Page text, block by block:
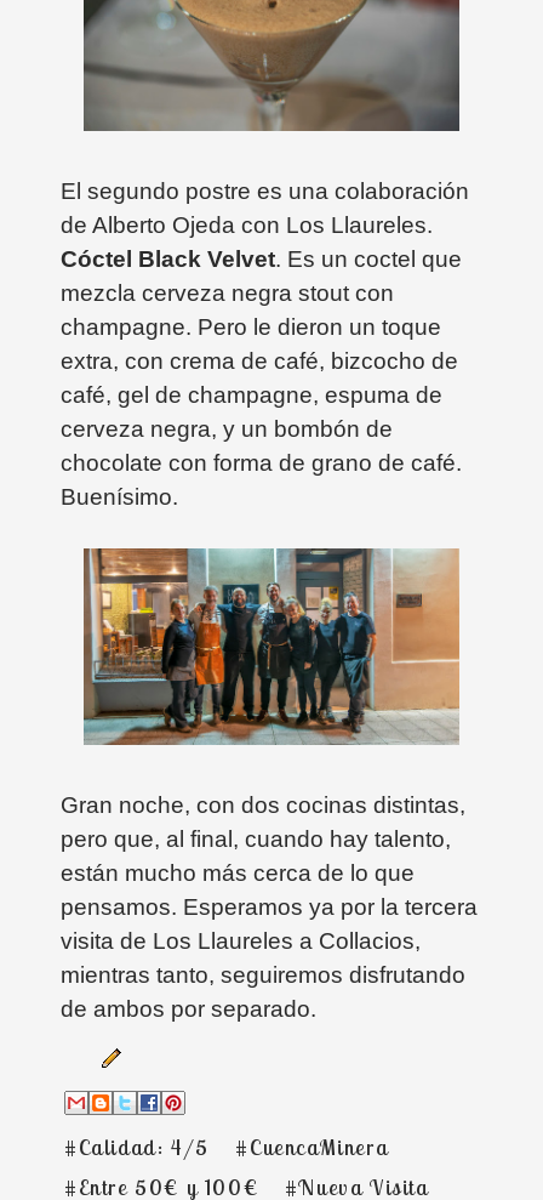
El segundo postre es una colaboración
de Alberto Ojeda con Los Llaureles.
Cóctel Black Velvet. Es un coctel que
mezcla cerveza negra stout con
champagne. Pero le dieron un toque
extra, con crema de café, bizcocho de
café, gel de champagne, espuma de
cerveza negra, y un bombón de
chocolate con forma de grano de café.
Buenísimo.
Gran noche, con dos cocinas distintas,
pero que, al final, cuando hay talento,
están mucho más cerca de lo que
pensamos. Esperamos ya por la tercera
visita de Los Llaureles a Collacios,
mientras tanto, seguiremos disfrutando
de ambos por separado.
#Calidad: 4/5
#CuencaMinera
#Entre 50€ y 100€
#Nueva Visita